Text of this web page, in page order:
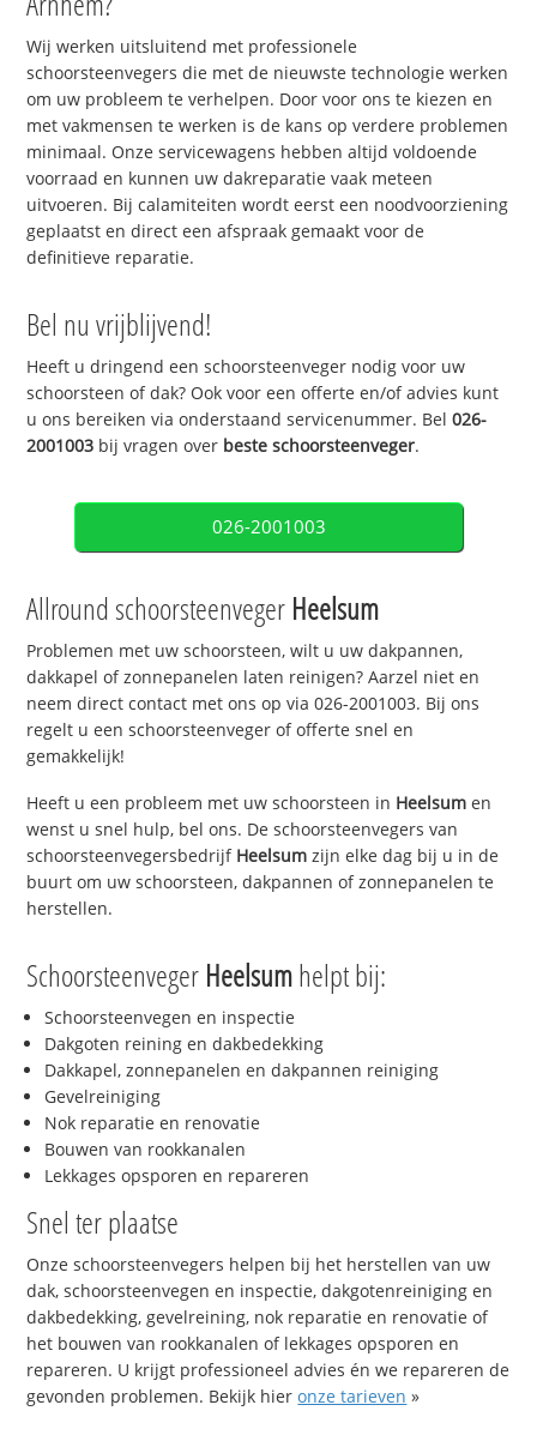
Wij werken uitsluitend met professionele
schoorsteenvegers die met de nieuwste technologie werken
om uw probleem te verhelpen. Door voor ons te kiezen en
met vakmensen te werken is de kans op verdere problemen
minimaal. Onze servicewagens hebben altijd voldoende
voorraad en kunnen uw dakreparatie vaak meteen
uitvoeren. Bij calamiteiten wordt eerst een noodvoorziening
geplaatst en direct een afspraak gemaakt voor de
definitieve reparatie.
Bel nu vrijblijvend!
Heeft u dringend een schoorsteenveger nodig voor uw
schoorsteen of dak? Ook voor een offerte en/of advies kunt
u ons bereiken via onderstaand servicenummer. Bel026-
2001003 bij vragen over beste schoorsteenveger.
026-2001003
Allround schoorsteenveger Heelsum
Problemen met uw schoorsteen, wilt u uw dakpannen,
dakkapel of zonnepanelen laten reinigen? Aarzel niet en
neem direct contact met ons op via 026-2001003. Bij ons
regelt u een schoorsteenveger of offerte snel en
gemakkelijk!
Heeft u een probleem met uw schoorsteen in Heelsum en
wenst u snel hulp, bel ons. De schoorsteenvegers van
schoorsteenvegersbedrijf Heelsum zijn elke dag bij u in de
buurt om uw schoorsteen, dakpannen of zonnepanelen te
herstellen.
Schoorsteenveger Heelsumhelpt bij:
Schoorsteenvegen en inspectie
Dakgoten reining en dakbedekking
Dakkapel, zonnepanelen en dakpannen reiniging
Gevelreiniging
Nok reparatie en renovatie
Bouwen van rookkanalen
Lekkages opsporen en repareren
Snel ter plaatse
Onze schoorsteenvegers helpen bij het herstellen van uw
dak, schoorsteenvegen en inspectie, dakgotenreiniging en
dakbedekking, gevelreining, nok reparatie en renovatie of
het bouwen van rookkanalen of lekkages opsporen en
repareren. U krijgt professioneel advies én we repareren de
gevonden problemen. Bekijk hieronze tarieven »